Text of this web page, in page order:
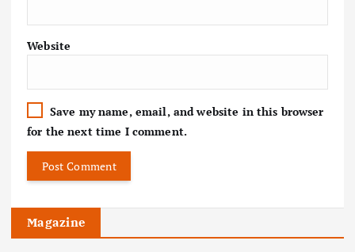
Website
Save my name, email, and website in this browser
for the next time I comment.
Magazine